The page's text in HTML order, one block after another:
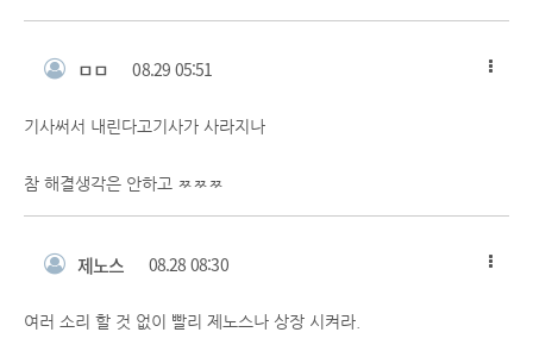
ㅁㅁ 08.29 05:51
기사써서 내린다고기사가 사라지나
참 해결생각은 안하고 ㅉㅉㅉ
제노스 08.28 08:30
여러 소리 할 것 없이 빨리 제노스나 상장 시켜라.